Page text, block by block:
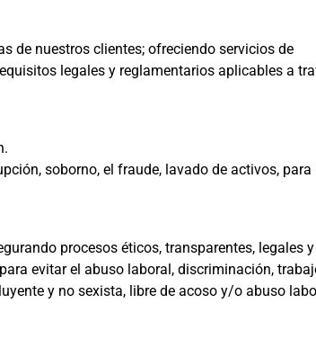
de nuestros clientes; ofreciendo servicios de
legales y reglamentarios aplicables a
soborno, el fraude, lavado de activos, para
procesos éticos, transparentes, legales
evitar el abuso laboral, discriminación,
y no sexista, libre de acoso y/o abuso